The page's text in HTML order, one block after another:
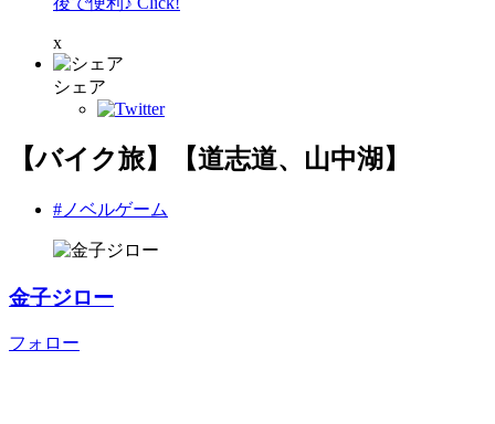
x
シェア
【バイク旅】【道志道、山中湖】
#ノベルゲーム
金子ジロー
フォロー